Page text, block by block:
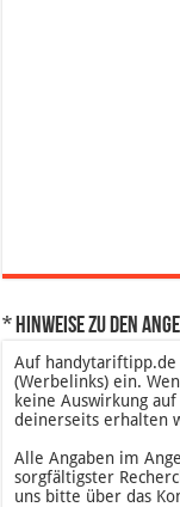
* Hinweise zu den
Auf
(Werbelinks) ein.
keine Auswirkung
deinerseits erhalten
Alle Angaben im
sorgfältigster
uns bitte über das